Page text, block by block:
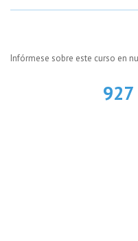
Infórmese sobre este curso en